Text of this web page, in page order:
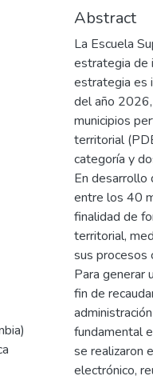
Abstract
La Escuela
estrategia de
estrategia es
del año
municipios
territorial
categoría y
En desarrollo
entre los 40
finalidad de
territorial,
sus procesos
Para generar
fin de
fundamental
se realizaron
electrónico,